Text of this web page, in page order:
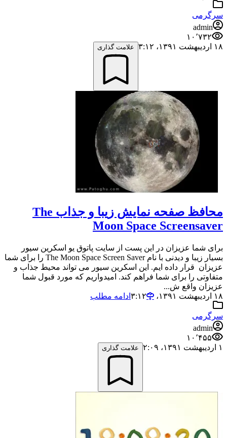
سرگرمی
admin
۱۰٬۷۳۲
۱۸ اردیبهشت ۱۳۹۱،‏ ۳:۱۲
علامت گذاری
محافظ صفحه نمایش زیبا و جذاب The
Moon Space Screensaver
برای شما عزیزان در این پست از سایت پاتوق یو اسکرین سیور
بسیار زیبا و دیدنی با نام The Moon Space Screen Saver را برای شما
عزیزان قرار داده ایم. این اسکرین سیور می تواند محیط جذاب و
متفاوتی را برای شما فراهم کند. امیدواریم که مورد قبول شما
عزیزان واقع ش...
۱۸ اردیبهشت ۱۳۹۱،‏ ۳:۱۲
ادامه مطلب
سرگرمی
admin
۱۰٬۴۵۵
۱ اردیبهشت ۱۳۹۱،‏ ۲:۰۹
علامت گذاری